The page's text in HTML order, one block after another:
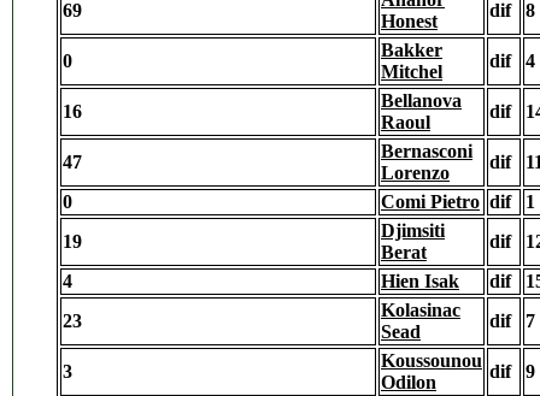
69
Honest
dif 8
0
Bakker
Mitchel
dif 4
16
Bellanova
Raoul
dif
47
Bernasconi
Lorenzo
dif
0
Comi Pietro dif
1
19
Djimsiti
Berat
dif
4
Hien Isak dif
23
Kolasinac
Sead
dif 7
3
Koussounou
Odilon
dif 9